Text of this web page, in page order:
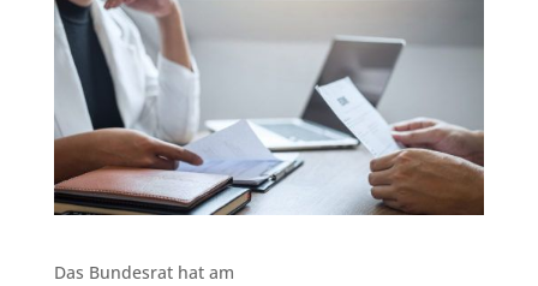
Das Bundesrat hat am